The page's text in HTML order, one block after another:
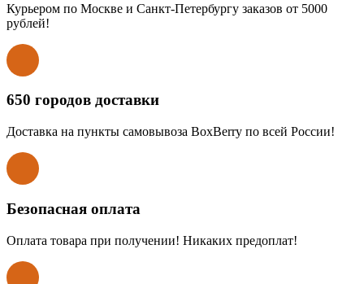
Курьером по Москве и Санкт-Петербургу заказов от 5000
рублей!
650 городов доставки
Доставка на пункты самовывоза BoxBerry по всей России!
Безопасная оплата
Оплата товара при получении! Никаких предоплат!